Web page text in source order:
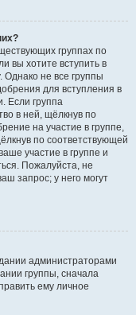
группах по
вы хотите вступить в
Однако не все группы
для вступления в
Если группа
в ней, щёлкнув по
на участие в группе,
по соответствующей
участие в группе и
Пожалуйста, не
запрос; у него могут
администраторами
группы, сначала
ему личное